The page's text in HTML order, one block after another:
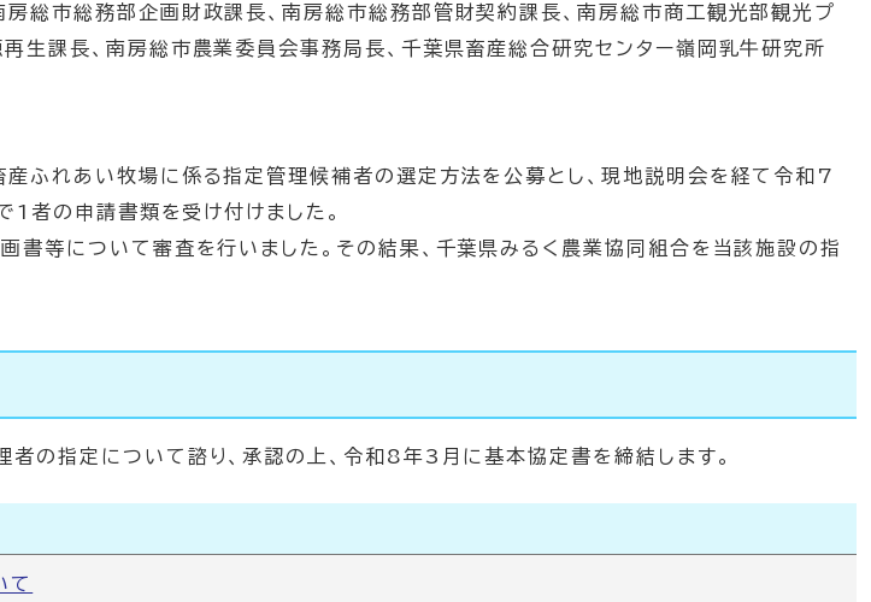
市総務部企画財政課長、南房総市総務部管財契約課長、南房総市商工観光部観光プ
生課長、南房総市農業委員会事務局長、千葉県畜産総合研究センター嶺岡乳牛研究所
れあい牧場に係る指定管理候補者の選定方法を公募とし、現地説明会を経て令和7
の申請書類を受け付けました。
等について審査を行いました。その結果、千葉県みるく農業協同組合を当該施設の指
の指定について諮り、承認の上、令和8年3月に基本協定書を締結します。
て